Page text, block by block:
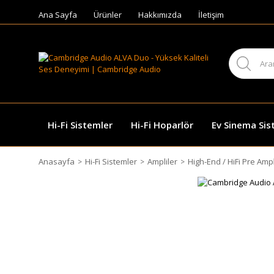
Ana Sayfa Ürünler Hakkımızda İletişim
Hi-Fi Sistemler Hi-Fi Hoparlör Ev Sinema
Anasayfa Hi-Fi Sistemler Ampliler High-End / HiFi Pre